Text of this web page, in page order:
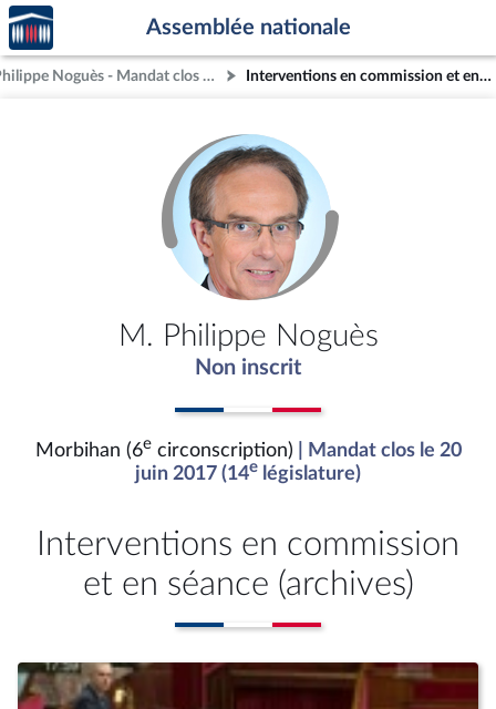
Aller au contenu
Aller en bas de la page
Accèder
à la
page
d'accueil
Assemblée nationale
M. Philippe Noguès - Mandat clos - Morbihan (6e circonscription) Interventions en commission et en séance (archives)
M. Philippe Noguès
Non inscrit
Morbihan (6ecirconscription)
| Mandat clos le 20
juin 2017 (14e législature)
Interventions en commission
et en séance (archives)